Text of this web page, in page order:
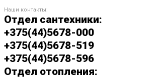
Наши контакты:
Отдел сантехники:
+375(44)5678-000
+375(44)5678-519
+375(44)5678-596
Отдел отопления: